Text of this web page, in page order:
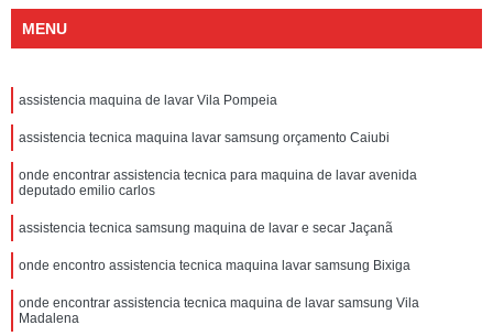
MENU
assistencia maquina de lavar Vila Pompeia
assistencia tecnica maquina lavar samsung orçamento Caiubi
onde encontrar assistencia tecnica para maquina de lavar avenida
deputado emilio carlos
assistencia tecnica samsung maquina de lavar e secar Jaçanã
onde encontro assistencia tecnica maquina lavar samsung Bixiga
onde encontrar assistencia tecnica maquina de lavar samsung Vila
Madalena